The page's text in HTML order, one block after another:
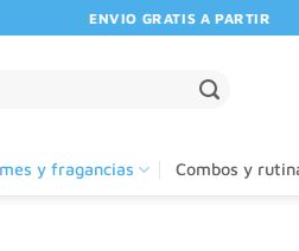
ENVIO GRATIS A PARTIR DE
y fragancias Combos y